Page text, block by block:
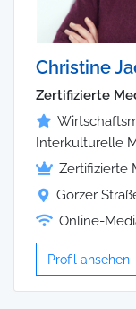
Christine
Zertifizierte
Interkulturelle
Zertifizierte
Görzer
Online-
Profil ansehen